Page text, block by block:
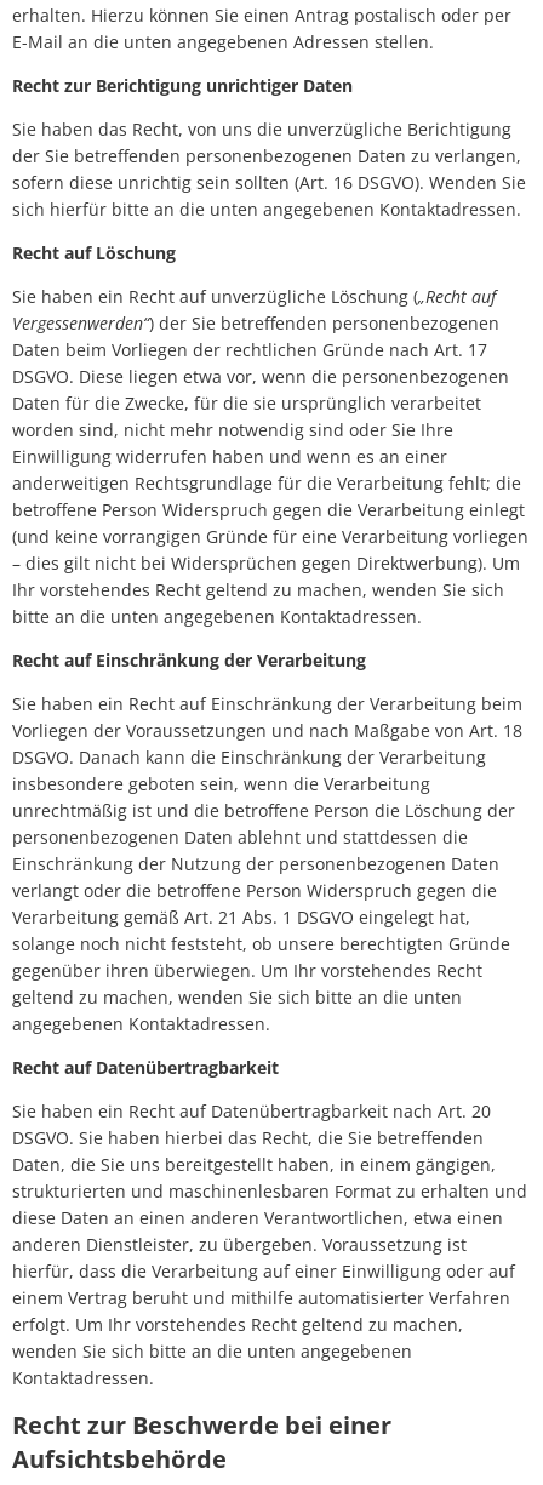
erhalten. Hierzu können Sie einen Antrag postalisch oder per
E-Mail an die unten angegebenen Adressen stellen.
Recht zur Berichtigung unrichtiger Daten
Sie haben das Recht, von uns die unverzügliche Berichtigung
der Sie betreffenden personenbezogenen Daten zu verlangen,
sofern diese unrichtig sein sollten (Art. 16 DSGVO). Wenden Sie
sich hierfür bitte an die unten angegebenen Kontaktadressen.
Recht auf Löschung
Sie haben ein Recht auf unverzügliche Löschung („Recht auf
Vergessenwerden“) der Sie betreffenden personenbezogenen
Daten beim Vorliegen der rechtlichen Gründe nach Art. 17
DSGVO. Diese liegen etwa vor, wenn die personenbezogenen
Daten für die Zwecke, für die sie ursprünglich verarbeitet
worden sind, nicht mehr notwendig sind oder Sie Ihre
Einwilligung widerrufen haben und wenn es an einer
anderweitigen Rechtsgrundlage für die Verarbeitung fehlt; die
betroffene Person Widerspruch gegen die Verarbeitung einlegt
(und keine vorrangigen Gründe für eine Verarbeitung vorliegen
– dies gilt nicht bei Widersprüchen gegen Direktwerbung). Um
Ihr vorstehendes Recht geltend zu machen, wenden Sie sich
bitte an die unten angegebenen Kontaktadressen.
Recht auf Einschränkung der Verarbeitung
Sie haben ein Recht auf Einschränkung der Verarbeitung beim
Vorliegen der Voraussetzungen und nach Maßgabe von Art. 18
DSGVO. Danach kann die Einschränkung der Verarbeitung
insbesondere geboten sein, wenn die Verarbeitung
unrechtmäßig ist und die betroffene Person die Löschung der
personenbezogenen Daten ablehnt und stattdessen die
Einschränkung der Nutzung der personenbezogenen Daten
verlangt oder die betroffene Person Widerspruch gegen die
Verarbeitung gemäß Art. 21 Abs. 1 DSGVO eingelegt hat,
solange noch nicht feststeht, ob unsere berechtigten Gründe
gegenüber ihren überwiegen. Um Ihr vorstehendes Recht
geltend zu machen, wenden Sie sich bitte an die unten
angegebenen Kontaktadressen.
Recht auf Datenübertragbarkeit
Sie haben ein Recht auf Datenübertragbarkeit nach Art. 20
DSGVO. Sie haben hierbei das Recht, die Sie betreffenden
Daten, die Sie uns bereitgestellt haben, in einem gängigen,
strukturierten und maschinenlesbaren Format zu erhalten und
diese Daten an einen anderen Verantwortlichen, etwa einen
anderen Dienstleister, zu übergeben. Voraussetzung ist
hierfür, dass die Verarbeitung auf einer Einwilligung oder auf
einem Vertrag beruht und mithilfe automatisierter Verfahren
erfolgt. Um Ihr vorstehendes Recht geltend zu machen,
wenden Sie sich bitte an die unten angegebenen
Kontaktadressen.
Recht zur Beschwerde bei einer
Aufsichtsbehörde